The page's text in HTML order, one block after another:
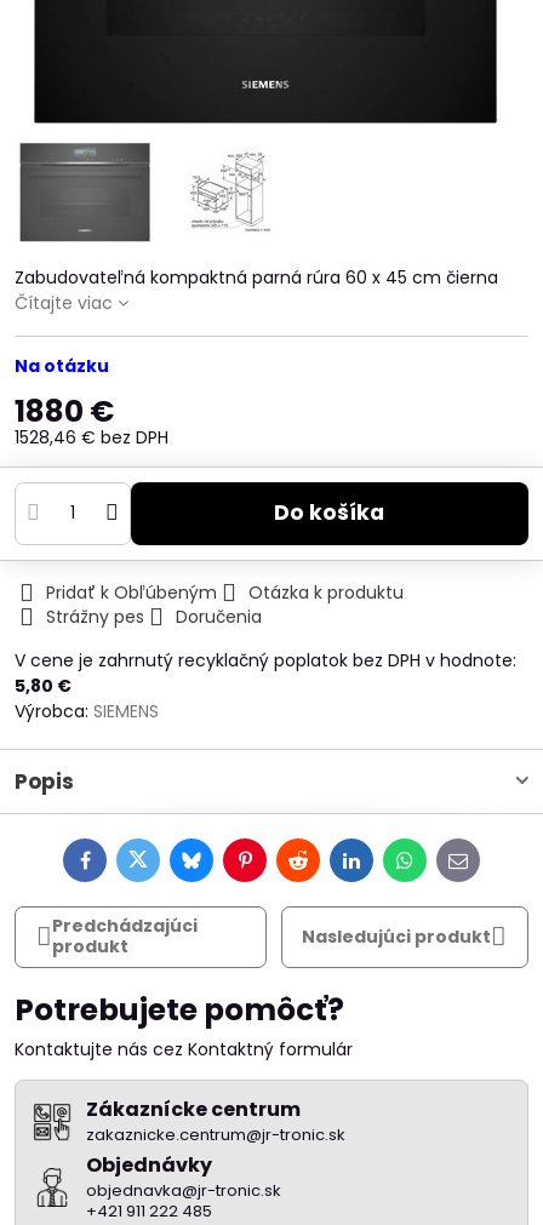
Zabudovateľná kompaktná parná rúra 60 x 45 cm čierna
Čítajte viac
Na otázku
1880 €
1528,46 € bez DPH
Do košíka
Pridať k Obľúbeným
Otázka k produktu
Strážny pes
Doručenia
V cene je zahrnutý recyklačný poplatok bez DPH v hodnote:
5,80 €
Výrobca: SIEMENS
Popis
FacebookTwitterBlueskyPinterestRedditLinkedInWhatsApp
E-
mail
Predchádzajúci
produkt
Nasledujúci produkt
Potrebujete pomôcť?
Kontaktujte nás cez Kontaktný formulár
Zákaznícke centrum
zakaznicke.centrum@jr-tronic.sk
Objednávky
objednavka@jr-tronic.sk
+421 911 222 485